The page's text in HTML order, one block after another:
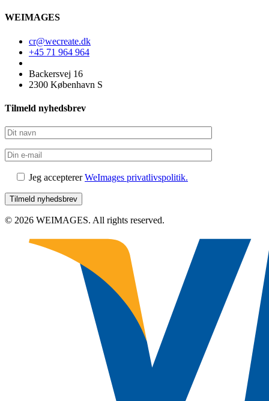
WEIMAGES
cr@wecreate.dk
+45 71 964 964
Backersvej 16
2300 København S
Tilmeld nyhedsbrev
Jeg acceptererWeImages privatlivspolitik.
© 2026 WEIMAGES. All rights reserved.